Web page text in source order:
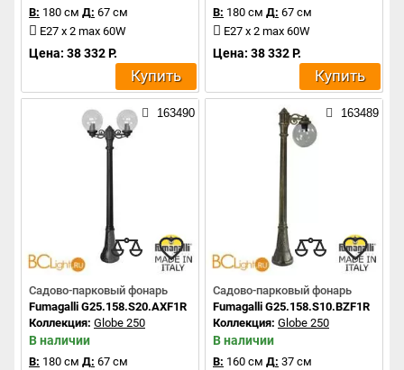
В: 180 см Д: 67 см
E27 x 2 max 60W
Цена: 38 332 Р.
Купить
В: 180 см Д: 67 см
E27 x 2 max 60W
Цена: 38 332 Р.
Купить
163490
Садово-парковый фонарь
Fumagalli G25.158.S20.AXF1R
Коллекция: Globe 250
В наличии
В: 180 см Д: 67 см
163489
Садово-парковый фонарь
Fumagalli G25.158.S10.BZF1R
Коллекция: Globe 250
В наличии
В: 160 см Д: 37 см